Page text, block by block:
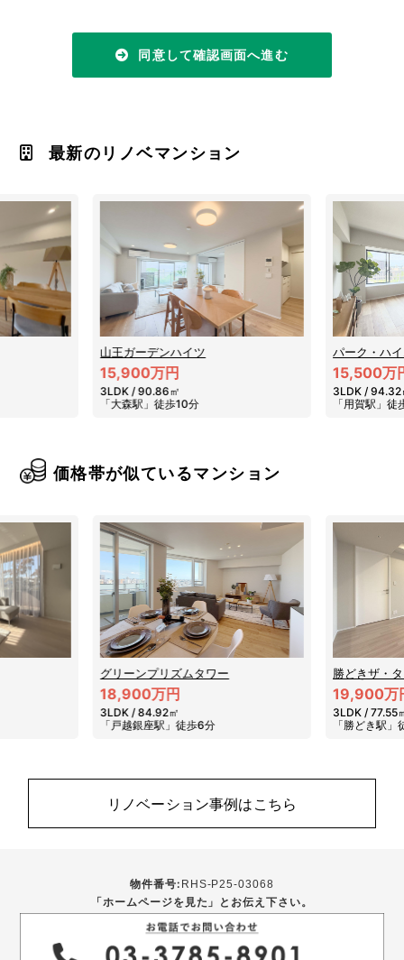
同意して確認画面へ進む
最新のリノベマンション
パーク・ハイム用賀南
15,500万円
3LDK / 94.32㎡
「用賀駅」徒歩10分
朝日マンシ
17,900万
3LDK / 90.44
「駒場東大
価格帯が似ているマンション
勝どきザ・タワー
19,900万円
3LDK / 77.55㎡
「勝どき駅」徒歩7分
渋谷アインス
19,300万
2LDK / 55.99
「渋谷駅」徒
リノベーション事例はこちら
物件番号: RHS-P25-03068
「ホームページを見た」とお伝え下さい。